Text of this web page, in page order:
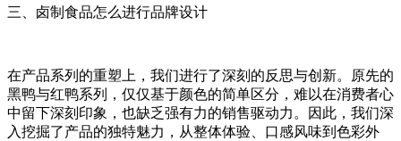
三、卤制食品怎么进行品牌设计
在产品系列的重塑上，我们进行了深刻的反思与创新。原先的
黑鸭与红鸭系列，仅仅基于颜色的简单区分，难以在消费者心
中留下深刻印象，也缺乏强有力的销售驱动力。因此，我们深
入挖掘了产品的独特魅力，从整体体验、口感风味到色彩外